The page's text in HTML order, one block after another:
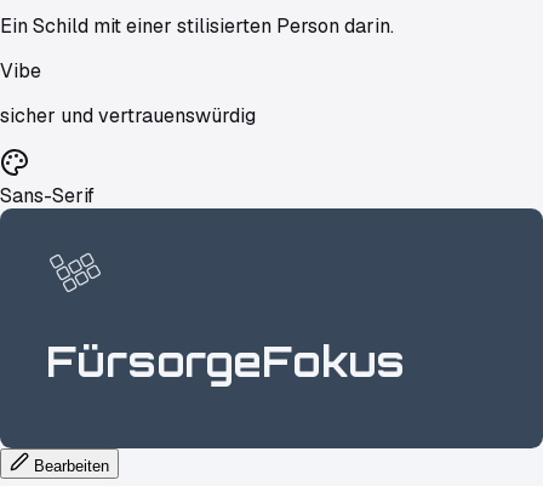
Ein Schild mit einer stilisierten Person darin.
Vibe
sicher und vertrauenswürdig
Sans-Serif
FürsorgeFokus
Bearbeiten